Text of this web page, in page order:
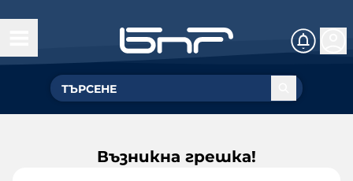
Възникна грешка!